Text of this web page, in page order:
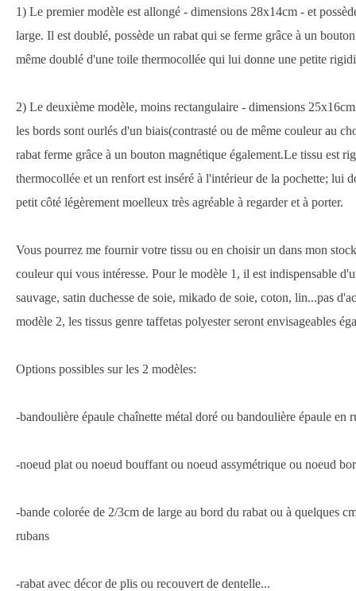
1) Le premier modèle est allongé - dimensions 28x14cm - et
large. Il est doublé, possède un rabat qui se ferme grâce à un
même doublé d'une toile thermocollée qui lui donne une petite
2) Le deuxième modèle, moins rectangulaire - dimensions
les bords sont ourlés d'un biais(contrasté ou de même couleur au
rabat ferme grâce à un bouton magnétique également.Le tissu est
thermocollée et un renfort est inséré à l'intérieur de la pochette; lui
petit côté légèrement moelleux très agréable à regarder et à porter.
Vous pourrez me fournir votre tissu ou en choisir un dans mon
couleur qui vous intéresse. Pour le modèle 1, il est indispensable
sauvage, satin duchesse de soie, mikado de soie, coton, lin...pas
modèle 2, les tissus genre taffetas polyester seront envisageables
Options possibles sur les 2 modèles:
-bandoulière épaule chaînette métal doré ou bandoulière épaule en
-noeud plat ou noeud bouffant ou noeud assymétrique ou noeud
-bande colorée de 2/3cm de large au bord du rabat ou à quelques
rubans
-rabat avec décor de plis ou recouvert de dentelle...